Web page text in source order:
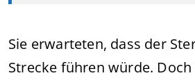
Sie erwarteten, dass der
Strecke führen würde. Doch